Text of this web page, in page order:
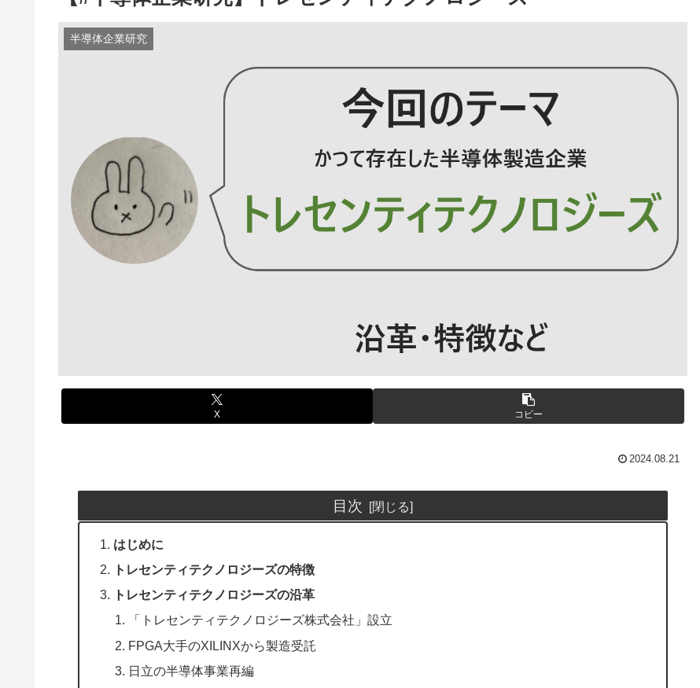
半導体企業研究
X コピー
2024.08.21
目次
はじめに
トレセンティテクノロジーズの特徴
トレセンティテクノロジーズの沿革
「トレセンティテクノロジーズ株式会社」設立
FPGA大手のXILINXから製造受託
日立の半導体事業再編